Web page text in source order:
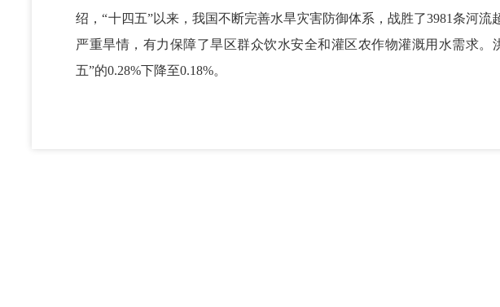
绍，“十四五”以来，我国不断完善水旱灾害防御体系，战胜了3981条河
严重旱情，有力保障了旱区群众饮水安全和灌区农作物灌溉用水需求。
五”的0.28%下降至0.18%。